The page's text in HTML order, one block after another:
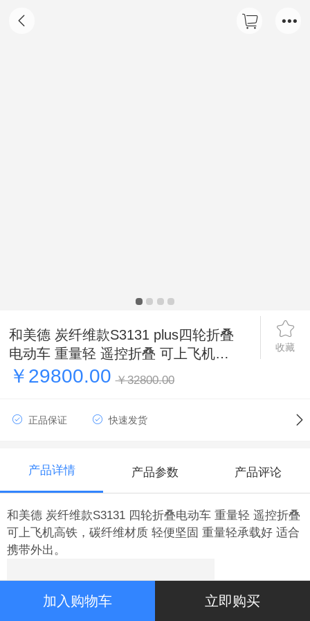
和美德 炭纤维款S3131 plus四轮折叠
电动车 重量轻 遥控折叠 可上飞机高
铁
收藏
￥29800.00 ￥32800.00
正品保证 快速发货
产品详情 产品参数 产品评论
和美德 炭纤维款S3131 四轮折叠电动车 重量轻 遥控折叠
可上飞机高铁，碳纤维材质 轻便坚固 重量轻承载好 适合
携带外出。
加入购物车 立即购买